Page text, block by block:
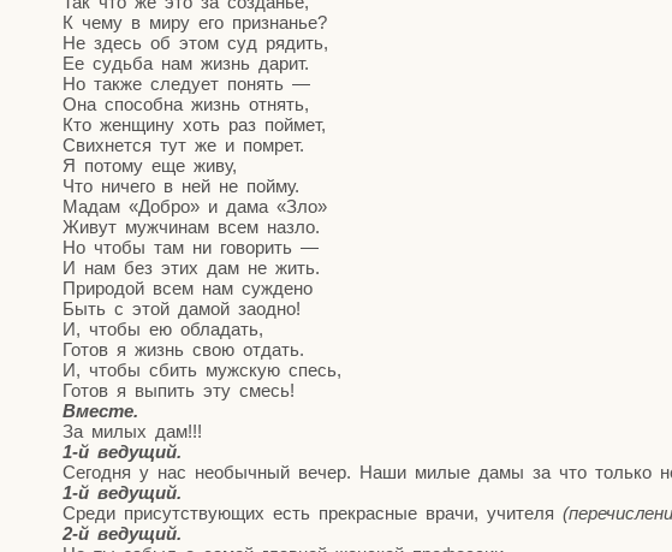
К чему в миру его признанье?
Не здесь об этом суд рядить,
Ее судь­ба нам жизнь дарит.
Но так­же сле­ду­ет понять —
Она спо­соб­на жизнь отнять,
Кто жен­щи­ну хоть раз поймет,
Свих­нет­ся тут же и помрет.
Я пото­му еще живу,
Что ниче­го в ней не пойму.
Мадам «Доб­ро» и дама «Зло»
Живут муж­чи­нам всем назло.
Но что­бы там ни говорить —
И нам без этих дам не жить.
При­ро­дой всем нам суждено
Быть с этой дамой заодно!
И, что­бы ею обладать,
Готов я жизнь свою отдать.
И, что­бы сбить муж­скую спесь,
Готов я выпить эту смесь!
Вме­сте.
За милых дам!!!
1‑й веду­щий.
Сего­дня у нас необыч­ный вечер. Наши милые дамы за что толь­ко
1‑й веду­щий.
Сре­ди при­сут­ству­ю­щих есть пре­крас­ные вра­чи, учи­те­ля
2‑й веду­щий.